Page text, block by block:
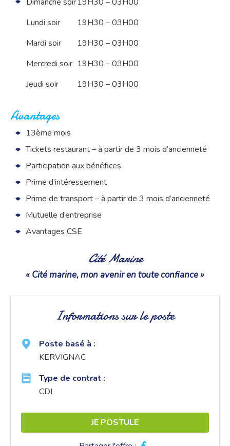
Lundi soir
Mardi soir
Mercredi soir
Jeudi soir
19H30 – 03H00
19H30 – 03H00
19H30 – 03H00
19H30 – 03H00
Avantages
13ème mois
Tickets restaurant – à partir de 3 mois d’ancienneté
Participation aux bénéfices
Prime d’intéressement
Prime de transport – à partir de 3 mois d’ancienneté
Mutuelle d’entreprise
Avantages CSE
Cité Marine
« Cité marine, mon avenir en toute confiance »
Informations sur le poste
Poste basé à :
KERVIGNAC
Type de contrat :
CDI
JE POSTULE